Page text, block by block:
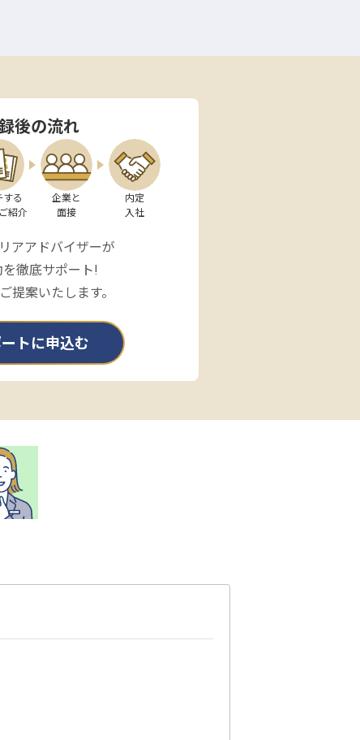
後の流れ
する
紹介
企業と
面接
内定
入社
アアドバイザーが
徹底サポート!
提案いたします。
トに申込む